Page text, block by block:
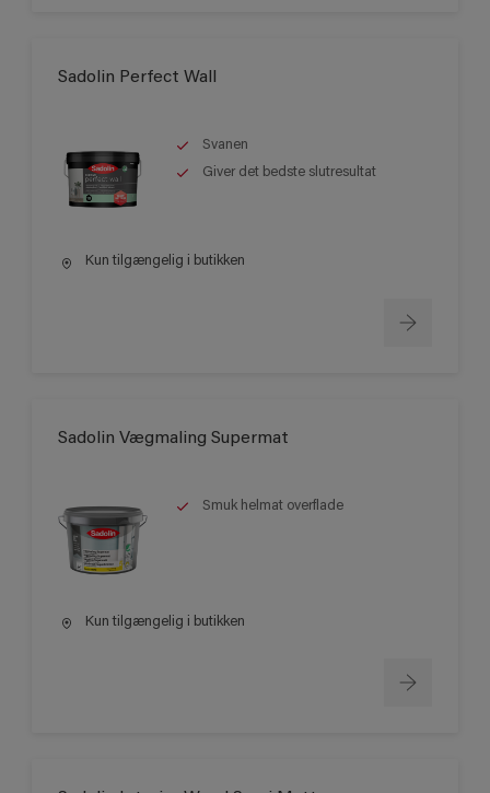
Sadolin Perfect Wall
Svanen
Giver det bedste slutresultat
Kun tilgængelig i butikken
Sadolin Vægmaling Supermat
Smuk helmat overflade
Kun tilgængelig i butikken